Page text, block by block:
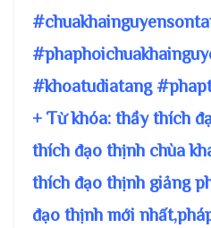
#khoatudiatang
+ Từ khóa: thầy thích
thích đạo thịnh chùa
thích đạo thịnh giảng
đạo thịnh mới